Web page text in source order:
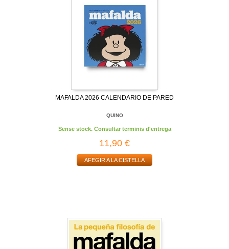
MAFALDA 2026 CALENDARIO DE PARED
QUINO
Sense stock. Consultar terminis d'entrega
11,90 €
AFEGIR A LA CISTELLA